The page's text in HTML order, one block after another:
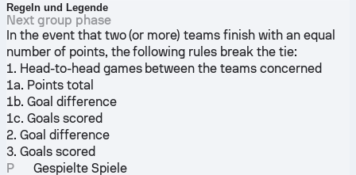
Regeln und Legende
Next group phase
In the event that two (or more) teams finish with an equal
number of points, the following rules break the tie:
1. Head-to-head games between the teams concerned
1a. Points total
1b. Goal difference
1c. Goals scored
2. Goal difference
3. Goals scored
P
Gespielte Spiele